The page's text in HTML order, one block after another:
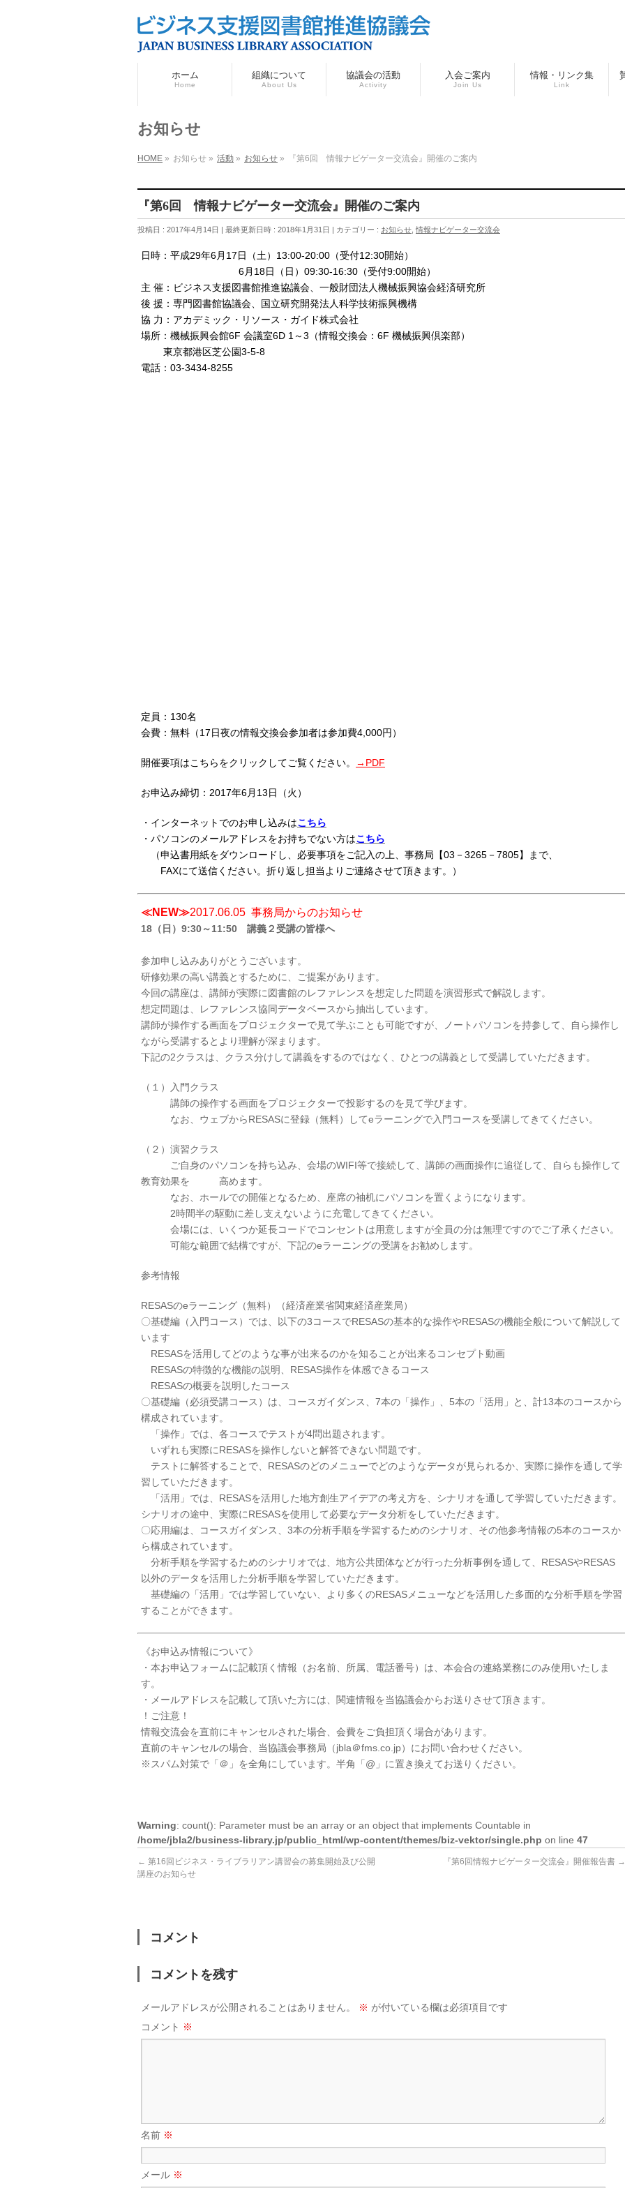
ホーム
Home
組織について
About Us
協議会の活動
Activity
入会ご案内
Join Us
情報・リンク集
Link
お知らせ
HOME » お知らせ » 活動 » お知らせ » 『第6回 情報ナビゲーター交流会』開催のご案内
『第6回 情報ナビゲーター交流会』開催のご案内
投稿日 : 2017年4月14日 最終更新日時 : 2018年1月31日 カテゴリー : お知らせ 情報ナビゲーター交流会
日時：平成29年6月17日（土）13:00‐20:00（受付12:30開始）
6月18日（日）09:30‐16:30（受付9:00開始）
主 催：ビジネス支援図書館推進協議会、一般財団法人機械振興協会経済研究所
後 援：専門図書館協議会、国立研究開発法人科学技術振興機構
協 力：アカデミック・リソース・ガイド株式会社
場所：機械振興会館6F 会議室6D 1～3（情報交換会：6F 機械振興倶楽部）
東京都港区芝公園3-5-8
電話：03-3434-8255
定員：130名
会費：無料（17日夜の情報交換会参加者は参加費4,000円）
開催要項はこちらをクリックしてご覧ください。 →PDF
お申込み締切：2017年6月13日（火）
・インターネットでのお申し込みはこちら
・パソコンのメールアドレスをお持ちでない方はこちら
（申込書用紙をダウンロードし、必要事項をご記入の上、事務局【03－3265－7805】まで、
FAXにて送信ください。折り返し担当よりご連絡させて頂きます。）
≪NEW≫2017.06.05 事務局からのお知らせ
18（日）9:30～11:50 講義２受講の皆様へ
参加申し込みありがとうございます。
研修効果の高い講義とするために、ご提案があります。
今回の講座は、講師が実際に図書館のレファレンスを想定した問題を演習形式で解説します。
想定問題は、レファレンス協同データベースから抽出しています。
講師が操作する画面をプロジェクターで見て学ぶことも可能ですが、ノートパソコンを持参して、自ら操作し
ながら受講するとより理解が深まります。
下記の2クラスは、クラス分けして講義をするのではなく、ひとつの講義として受講していただきます。
（１）入門クラス
講師の操作する画面をプロジェクターで投影するのを見て学びます。
なお、ウェブからRESASに登録（無料）してeラーニングで入門コースを受講してきてください。
（２）演習クラス
ご自身のパソコンを持ち込み、会場のWIFI等で接続して、講師の画面操作に追従して、自らも操作して
教育効果を 高めます。
なお、ホールでの開催となるため、座席の袖机にパソコンを置くようになります。
2時間半の駆動に差し支えないように充電してきてください。
会場には、いくつか延長コードでコンセントは用意しますが全員の分は無理ですのでご了承ください。
可能な範囲で結構ですが、下記のeラーニングの受講をお勧めします。
参考情報
RESASのeラーニング（無料）（経済産業省関東経済産業局）
〇基礎編（入門コース）では、以下の3コースでRESASの基本的な操作やRESASの機能全般について解説して
います
RESASを活用してどのような事が出来るのかを知ることが出来るコンセプト動画
RESASの特徴的な機能の説明、RESAS操作を体感できるコース
RESASの概要を説明したコース
〇基礎編（必須受講コース）は、コースガイダンス、7本の「操作」、5本の「活用」と、計13本のコースから
構成されています。
「操作」では、各コースでテストが4問出題されます。
いずれも実際にRESASを操作しないと解答できない問題です。
テストに解答することで、RESASのどのメニューでどのようなデータが見られるか、実際に操作を通して学
習していただきます。
「活用」では、RESASを活用した地方創生アイデアの考え方を、シナリオを通して学習していただきます。
シナリオの途中、実際にRESASを使用して必要なデータ分析をしていただきます。
〇応用編は、コースガイダンス、3本の分析手順を学習するためのシナリオ、その他参考情報の5本のコースか
ら構成されています。
分析手順を学習するためのシナリオでは、地方公共団体などが行った分析事例を通して、RESASやRESAS
以外のデータを活用した分析手順を学習していただきます。
基礎編の「活用」では学習していない、より多くのRESASメニューなどを活用した多面的な分析手順を学習
することができます。
《お申込み情報について》
・本お申込フォームに記載頂く情報（お名前、所属、電話番号）は、本会合の連絡業務にのみ使用いたしま
す。
・メールアドレスを記載して頂いた方には、関連情報を当協議会からお送りさせて頂きます。
！ご注意！
情報交流会を直前にキャンセルされた場合、会費をご負担頂く場合があります。
直前のキャンセルの場合、当協議会事務局（jbla＠fms.co.jp）にお問い合わせください。
※スパム対策で「＠」を全角にしています。半角「@」に置き換えてお送りください。
Warning: count(): Parameter must be an array or an object that implements Countable in
/home/jbla2/business-library.jp/public_html/wp-content/themes/biz-vektor/single.php on line 47
← 第16回ビジネス・ライブラリアン講習会の募集開始及び公開
講座のお知らせ
『第6回情報ナビゲーター交流会』開催報告書 →
コメント
コメントを残す
メールアドレスが公開されることはありません。 ※ が付いている欄は必須項目です
コメント ※
名前 ※
メール ※